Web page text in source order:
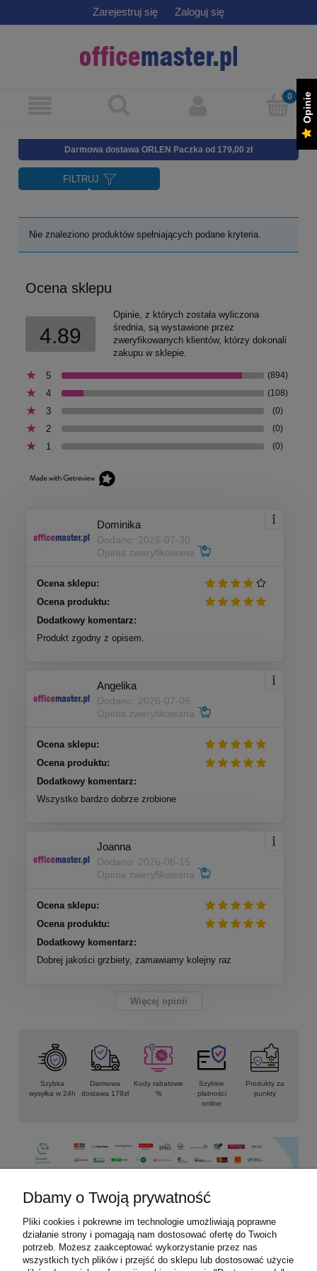
Zarejestruj się Zaloguj się
Darmowa dostawa ORLEN Paczka od 179,00 zł
FILTRUJ
Nie znaleziono produktów spełniających podane kryteria.
Ocena sklepu
4.89
Opinie, z których została wyliczona
średnia, są wystawione przez
zweryfikowanych klientów, którzy dokonali
zakupu w sklepie.
5 (894)
4 (108)
3 (0)
2 (0)
1 (0)
Dominika
Dodano: 2026-07-30
Opinia zweryfikowana
Ocena sklepu:
Ocena produktu:
Dodatkowy komentarz:
Produkt zgodny z opisem.
Angelika
Dodano: 2026-07-06
Opinia zweryfikowana
Ocena sklepu:
Ocena produktu:
Dodatkowy komentarz:
Wszystko bardzo dobrze zrobione
Joanna
Dodano: 2026-06-15
Opinia zweryfikowana
Ocena sklepu:
Ocena produktu:
Dodatkowy komentarz:
Dobrej jakości grzbiety, zamawiamy kolejny raz
Więcej opinii
Szybka
wysyłka w 24h
Darmowa
dostawa 179zł
Kody rabatowe
%
Szybkie
płatności
online
Produkty za
punkty
Informacje
Płatności i dostawa
Dbamy o Twoją prywatność
Pliki cookies i pokrewne im technologie umożliwiają poprawne
działanie strony i pomagają nam dostosować ofertę do Twoich
potrzeb. Możesz zaakceptować wykorzystanie przez nas
wszystkich tych plików i przejść do sklepu lub dostosować użycie
Opinie